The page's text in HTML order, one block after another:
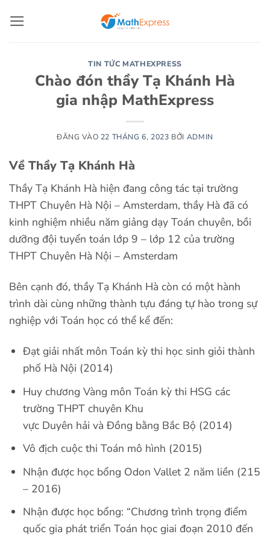
qua
TIN TỨC MATHEXPRESS
Chào đón thầy Tạ Khánh Hà
gia nhập MathExpress
ĐĂNG VÀO 22 THÁNG 6, 2023 BỞI ADMIN
Về Thầy Tạ Khánh Hà
Thầy Tạ Khánh Hà hiện đang công tác tại trường
THPT Chuyên Hà Nội – Amsterdam, thầy Hà đã có
kinh nghiệm nhiều năm giảng dạy Toán chuyên, bồi
dưỡng đội tuyển toán lớp 9 – lớp 12 của trường
THPT Chuyên Hà Nội – Amsterdam
Bên cạnh đó, thầy Tạ Khánh Hà còn có một hành
trình dài cùng những thành tựu đáng tự hào trong sự
nghiệp với Toán học có thể kể đến:
Đạt giải nhất môn Toán kỳ thi học sinh giỏi thành
phố Hà Nội (2014)
Huy chương Vàng môn Toán kỳ thi HSG các
trường THPT chuyên Khu
vực Duyên hải và Đồng bằng Bắc Bộ (2014)
Vô địch cuộc thi Toán mô hình (2015)
Nhận được học bổng Odon Vallet 2 năm liền (215
– 2016)
Nhận được học bổng: “Chương trình trọng điểm
quốc gia phát triển Toán học giai đoạn 2010 đến